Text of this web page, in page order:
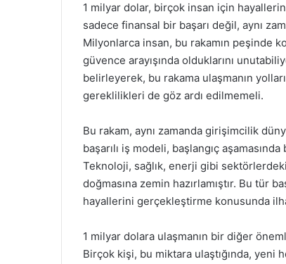
1 milyar dolar, birçok insan için
sadece finansal bir başarı değil, aynı
Milyonlarca insan, bu rakamın peşinde
güvence arayışında olduklarını
belirleyerek, bu rakama ulaşmanın
gereklilikleri de göz ardı edilmemeli.
Bu rakam, aynı zamanda girişimcilik
başarılı iş modeli, başlangıç
Teknoloji, sağlık, enerji gibi
doğmasına zemin hazırlamıştır. Bu tür
hayallerini gerçekleştirme konusunda
1 milyar dolara ulaşmanın bir diğer
Birçok kişi, bu miktara ulaştığında, yeni